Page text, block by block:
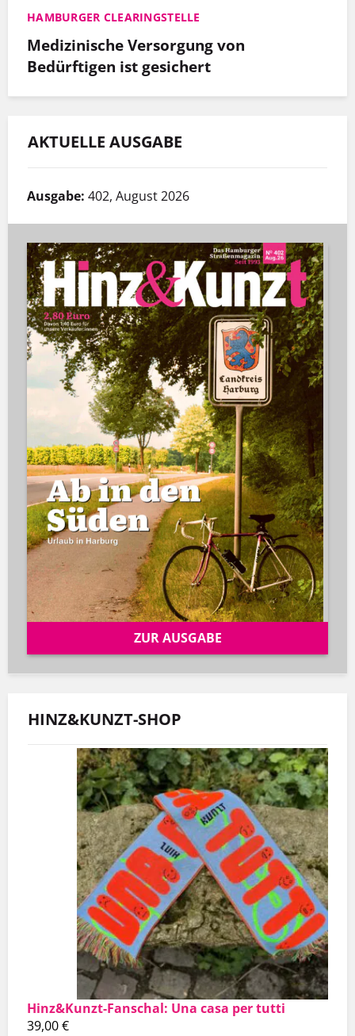
HAMBURGER CLEARINGSTELLE
Medizinische Versorgung von
Bedürftigen ist gesichert
AKTUELLE AUSGABE
Ausgabe: 402, August 2026
ZUR AUSGABE
HINZ&KUNZT-SHOP
Hinz&Kunzt-Fanschal: Una casa per tutti
39,00€